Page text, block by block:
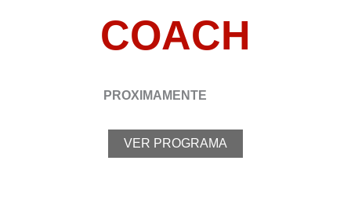
COACH
PROXIMAMENTE
VER PROGRAMA